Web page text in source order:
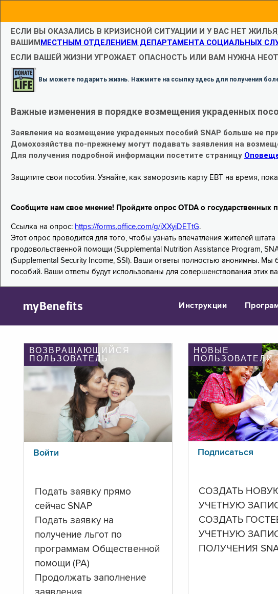
ЕСЛИ ВЫ ОКАЗАЛИСЬ В КРИЗИСНОЙ СИТУАЦИИ И У ВАС НЕТ
ВАШИММЕСТНЫМ ОТДЕЛЕНИЕМ ДЕПАРТАМЕНТА СОЦИАЛЬНЫХ
ЕСЛИ ВАШЕЙ ЖИЗНИ УГРОЖАЕТ ОПАСНОСТЬ ИЛИ ВАМ НУЖНА
Вы можете подарить жизнь. Нажмите на ссылку здесь для получения
Важные изменения в порядке возмещения украденных
Заявления на возмещение украденных пособий SNAP больше не
Домохозяйства по-прежнему могут подавать заявления на
Для получения подробной информации посетите страницу
Защитите свои пособия. Узнайте, как заморозить карту EBT на время,
Сообщите нам свое мнение! Пройдите опрос OTDA о государственных
Ссылка на опрос: https://forms.office.com/g/iXXyiDETtG.
Этот опрос проводится для того, чтобы узнать впечатления жителей
продовольственной помощи (Supplemental Nutrition Assistance Program,
(Supplemental Security Income, SSI). Ваши ответы полностью анонимны. Мы
пособий. Ваши ответы будут использованы для совершенствования
myBenefits Инструкции
ВОЗВРАЩАЮЩИЙСЯ
ПОЛЬЗОВАТЕЛЬ
Войти
Подать заявку прямо
сейчас SNAP
Подать заявку на
получение льгот по
программам Общественной
помощи (PA)
Продолжать заполнение
НОВЫЕ
ПОЛЬЗОВАТЕЛИ
Подписаться
СОЗДАТЬ
УЧЕТНУЮ
СОЗДАТЬ
УЧЕТНУЮ
ПОЛУЧЕНИЯ